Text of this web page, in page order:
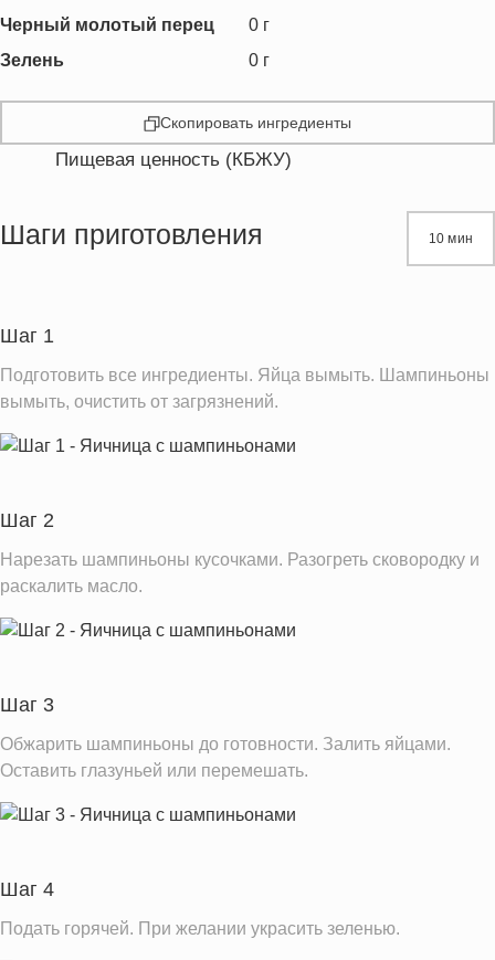
Черный молотый перец
0 г
Зелень
0 г
Скопировать ингредиенты
Пищевая ценность (КБЖУ)
Жиры
Пищевые волокна
Натрий
15.4 мг
Магний
21.1 мг
Кальций
Информация для одной порции
Шаги приготовления 10 мин
Шаг 1
Подготовить все ингредиенты. Яйца вымыть. Шампиньоны
вымыть, очистить от загрязнений.
Шаг 2
Нарезать шампиньоны кусочками. Разогреть сковородку и
раскалить масло.
Шаг 3
Обжарить шампиньоны до готовности. Залить яйцами.
Оставить глазуньей или перемешать.
Шаг 4
Подать горячей. При желании украсить зеленью.